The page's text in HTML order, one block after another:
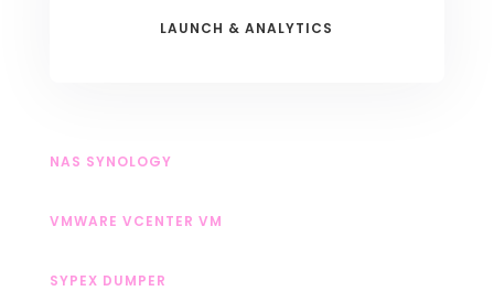
LAUNCH & ANALYTICS
NAS SYNOLOGY
VMWARE VCENTER VM
SYPEX DUMPER